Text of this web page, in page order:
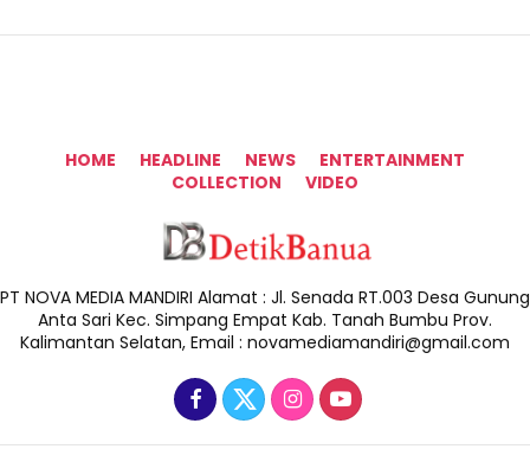
HOME HEADLINE NEWS
ENTERTAINMENT
COLLECTION
VIDEO
PT NOVA MEDIA MANDIRI Alamat : Jl. Senada RT.003 Desa Gunung
Anta Sari Kec. Simpang Empat Kab. Tanah Bumbu Prov.
Kalimantan Selatan, Email : novamediamandiri@gmail.com